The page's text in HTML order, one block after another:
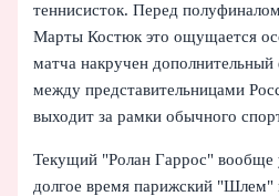
теннисисток. Перед
Марты Костюк это ощущается
матча накручен
между представительницами
выходит за рамки обычного
Текущий "Ролан Гаррос" вообще
долгое время парижский "Шлем"